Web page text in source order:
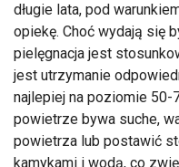
długie lata, pod
opiekę. Choć wydają się
pielęgnacja jest
jest utrzymanie
najlepiej na poziomie 50-
powietrze bywa suche,
powietrza lub postawić
kamykami i wodą, co